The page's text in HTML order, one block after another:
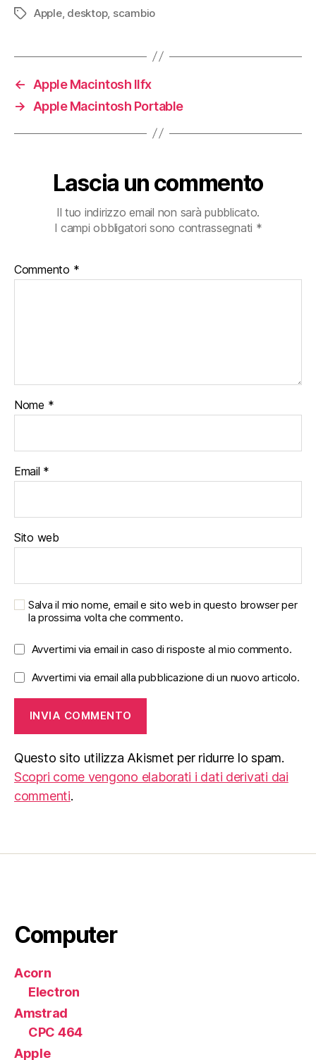
Tag Apple, desktop, scambio
←
Apple Macintosh IIfx
→
Apple Macintosh Portable
Lascia un commento
Il tuo indirizzo email non sarà pubblicato.
I campi obbligatori sono contrassegnati *
Commento *
Nome *
Email *
Sito web
Salva il mio nome, email e sito web in questo browser per
la prossima volta che commento.
Avvertimi via email in caso di risposte al mio commento.
Avvertimi via email alla pubblicazione di un nuovo articolo.
Questo sito utilizza Akismet per ridurre lo spam.
Scopri come vengono elaborati i dati derivati dai
commenti.
Computer
Acorn
Electron
Amstrad
CPC 464
Apple